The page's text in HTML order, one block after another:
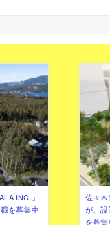
INC.」
を募集中
佐々
が、
を募